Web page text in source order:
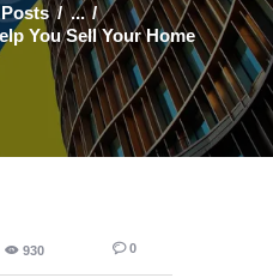
...
You Sell Your Home
930 0